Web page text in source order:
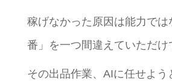
稼げなかった原因は能力では
番」を一つ間違えていただけ
その出品作業、AIに任せよう